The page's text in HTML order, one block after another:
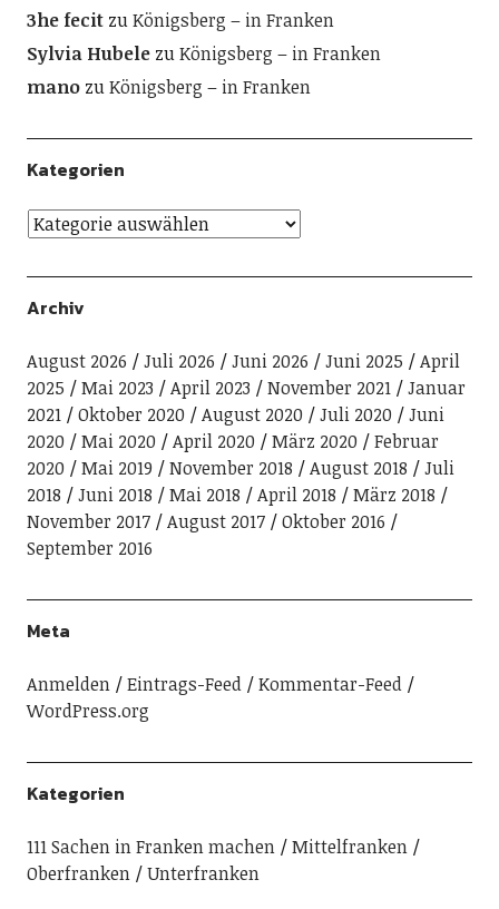
3he fecitzuKönigsberg – in Franken
Sylvia HubelezuKönigsberg – in Franken
manozuKönigsberg – in Franken
Kategorien
Archiv
August 2026 Juli 2026 Juni 2026 Juni 2025
April
2025
Mai 2023 April 2023 November 2021
Januar
2021
Oktober 2020 August 2020 Juli 2020
Juni
2020
Mai 2020 April 2020 März 2020
Februar
2020
Mai 2019 November 2018 August 2018
Juli
2018
Juni 2018 Mai 2018 April 2018
März 2018
November 2017
August 2017
Oktober 2016
September 2016
Meta
Anmelden Eintrags-Feed
Kommentar-Feed
WordPress.org
Kategorien
111 Sachen in Franken machen
Mittelfranken
Oberfranken
Unterfranken